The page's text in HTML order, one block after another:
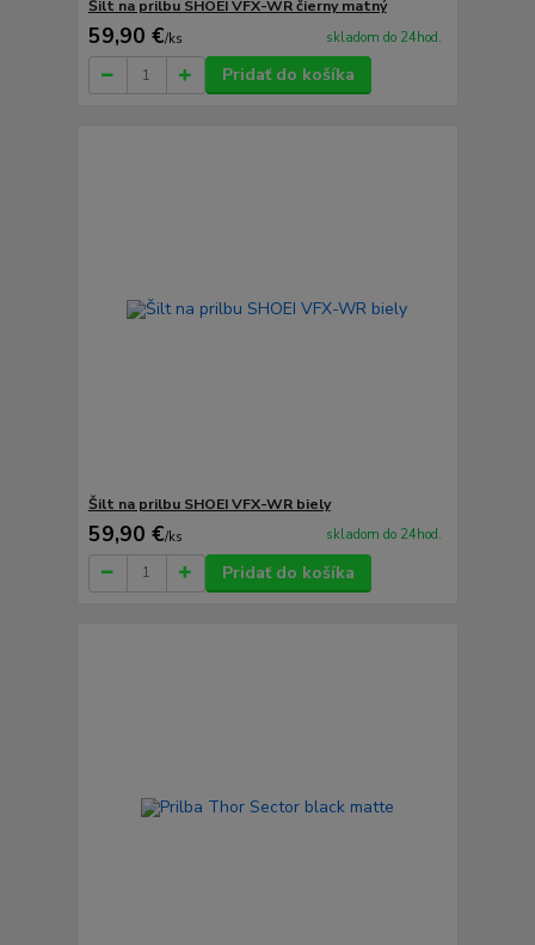
Šilt na prilbu SHOEI VFX-WR čierny matný
59,90 €/ks skladom do 24hod.
Pridať do košíka
Šilt na prilbu SHOEI VFX-WR biely
59,90 €/ks skladom do 24hod.
Pridať do košíka